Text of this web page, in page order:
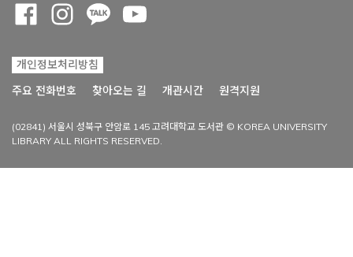
개인정보처리방침
주요 전화번호
찾아오는 길 개관시간 원격지원
(02841) 서울시 성북구 안암로 145 고려대학교 도서관 © KOREA UNIVERSITY
LIBRARY ALL RIGHTS RESERVED.
Opens a new window
Opens a new window
Opens a new window